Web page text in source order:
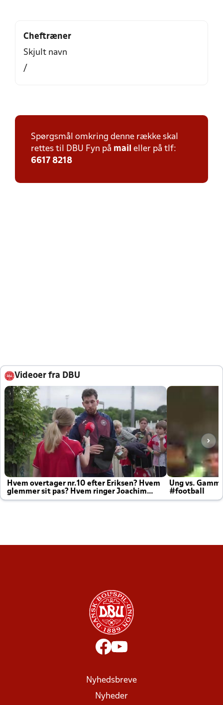
Cheftræner
Skjult navn
/
Spørgsmål omkring denne række skal
rettes til DBU Fyn på mail eller på tlf:
6617 8218
Videoer fra DBU
Hvem overtager nr.10 efter Eriksen? Hvem
glemmer sit pas? Hvem ringer Joachim
altid til efter kampe?
Ung vs.
#football
Nyhedsbreve
Nyheder